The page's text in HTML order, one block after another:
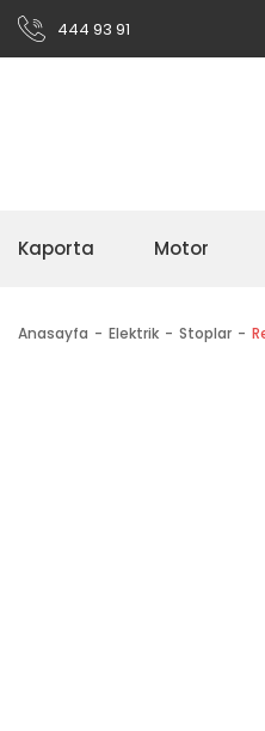
444 93 91
Kaporta Motor
Anasayfa Elektrik Stoplar